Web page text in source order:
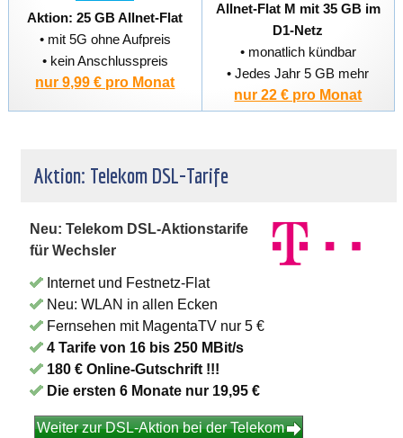
Aktion: 25 GB Allnet-Flat
• mit 5G ohne Aufpreis
• kein Anschlusspreis
nur 9,99 € pro Monat
Allnet-Flat M mit 35 GB im
D1-Netz
• monatlich kündbar
• Jedes Jahr 5 GB mehr
nur 22 € pro Monat
Aktion: Telekom DSL-Tarife
Neu: Telekom DSL-Aktionstarife
für Wechsler
Internet und Festnetz-Flat
Neu: WLAN in allen Ecken
Fernsehen mit MagentaTV nur 5 €
4 Tarife von 16 bis 250 MBit/s
180 € Online-Gutschrift !!!
Die ersten 6 Monate nur 19,95 €
Weiter zur DSL-Aktion bei der Telekom